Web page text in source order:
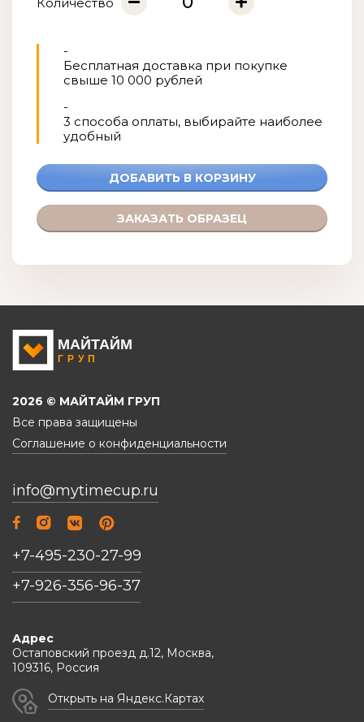
-
Бесплатная доставка при покупке
свыше 10 000 рублей
-
3 способа оплаты, выбирайте наиболее
удобный
2026 © МАЙТАЙМ ГРУП
Все права защищены
Соглашение о конфиденциальности
info@mytimecup.ru
+7-495-230-27-99
+7-926-356-96-37
Адрес
Остаповский проезд д.12, Москва,
109316, Россия
Открыть на Яндекс.Картах